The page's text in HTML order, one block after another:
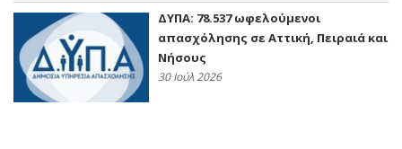
ΔΥΠΑ: 78.537 ωφελούμενοι
απασχόλησης σε Αττική, Πειραιά και
Νήσους
30 Ιούλ 2026